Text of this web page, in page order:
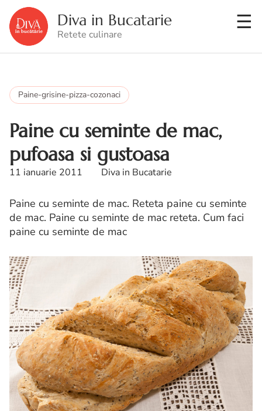
Diva in Bucatarie
Retete culinare
Paine-grisine-pizza-cozonaci
Paine cu seminte de mac,
pufoasa si gustoasa
11 ianuarie 2011 Diva in Bucatarie
Paine cu seminte de mac. Reteta paine cu seminte
de mac. Paine cu seminte de mac reteta. Cum faci
paine cu seminte de mac